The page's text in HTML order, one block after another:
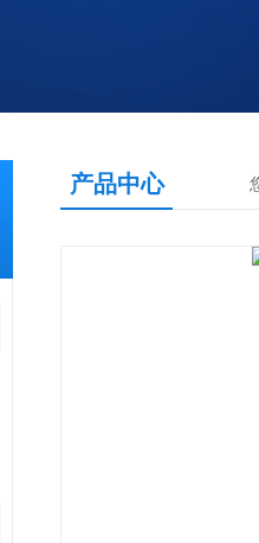
产品中心